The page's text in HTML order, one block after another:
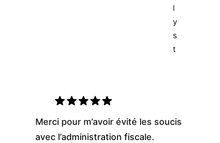
l
y
s
t
Merci pour m’avoir évité les soucis
avec l’administration fiscale.